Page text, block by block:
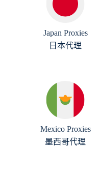
Japan Proxies
日本代理
Mexico Proxies
墨西哥代理